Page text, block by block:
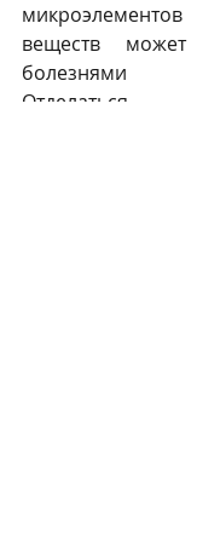
веществ
болезнями